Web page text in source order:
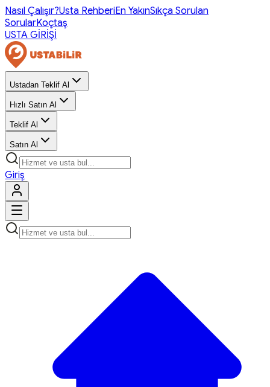
Nasıl Çalışır?Usta RehberiEn YakınSıkça Sorulan
SorularKoçtaş
USTA GİRİŞİ
Ustadan Teklif Al
Hızlı Satın Al
Teklif Al
Satın Al
Giriş